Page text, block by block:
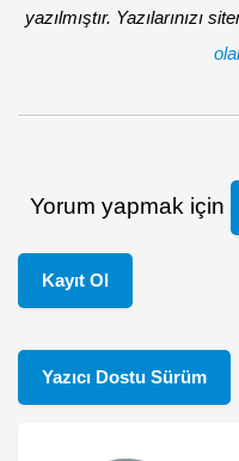
yazılmıştır. Yazılarınızı
Yorum yapmak için
Kayıt Ol
Yazıcı Dostu Sürüm